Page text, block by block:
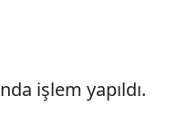
işlem yapıldı.